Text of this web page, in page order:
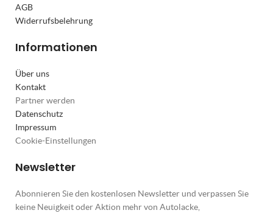
AGB
Widerrufsbelehrung
Informationen
Über uns
Kontakt
Partner werden
Datenschutz
Impressum
Cookie-Einstellungen
Newsletter
Abonnieren Sie den kostenlosen Newsletter und verpassen Sie
keine Neuigkeit oder Aktion mehr von Autolacke,